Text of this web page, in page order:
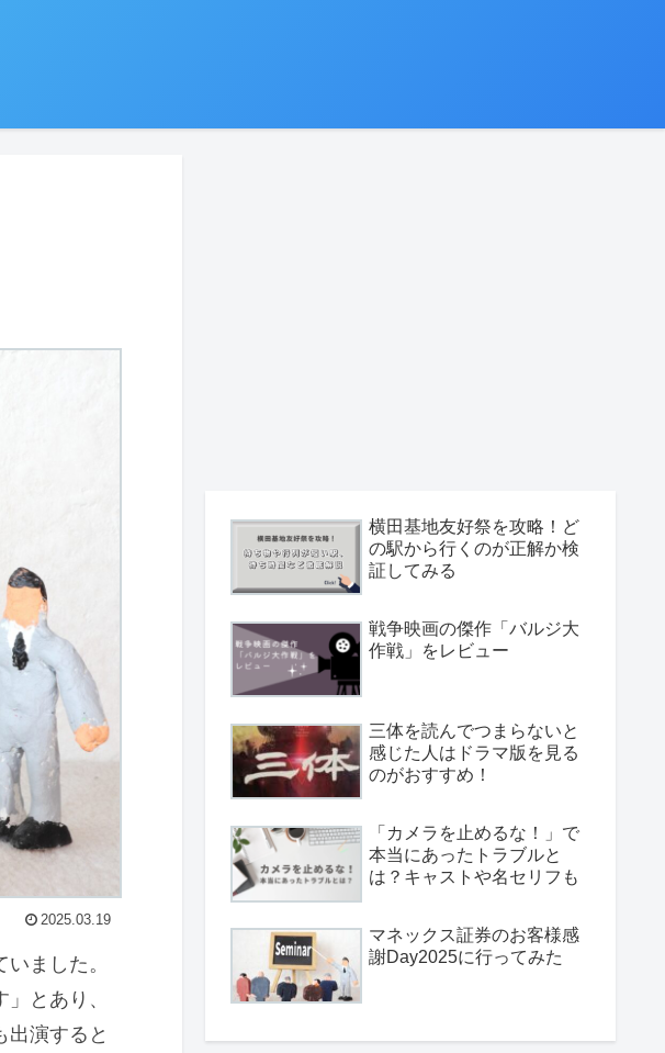
2025.03.19
ました。
とあり、
出演すると
横田基地友好祭を攻略！ど
の駅から行くのが正解か検
証してみる
戦争映画の傑作「バルジ大
作戦」をレビュー
三体を読んでつまらないと
感じた人はドラマ版を見る
のがおすすめ！
「カメラを止めるな！」で
本当にあったトラブルと
は？キャストや名セリフも
マネックス証券のお客様感
謝Day2025に行ってみた